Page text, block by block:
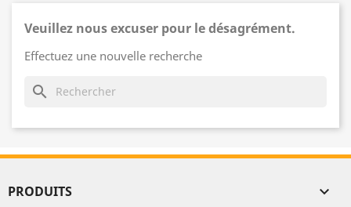
Veuillez nous excuser pour le désagrément.
Effectuez une nouvelle recherche
search
PRODUITS 